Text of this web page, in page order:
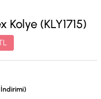
Kolye (KLY1715)
İndirimi)